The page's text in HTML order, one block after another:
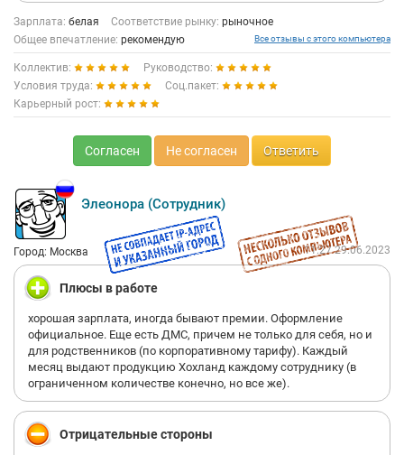
Зарплата: белая Соответствие рынку: рыночное
Общее впечатление: рекомендую Все отзывы с этого компьютера
Коллектив:
Руководство:
Условия труда:
Соц.пакет:
Карьерный рост:
Согласен Не согласен Ответить
Элеонора (Сотрудник)
Город: Москва 11:27 29.06.2023
Плюсы в работе
хорошая зарплата, иногда бывают премии. Оформление
официальное. Еще есть ДМС, причем не только для себя, но и
для родственников (по корпоративному тарифу). Каждый
месяц выдают продукцию Хохланд каждому сотруднику (в
ограниченном количестве конечно, но все же).
Отрицательные стороны